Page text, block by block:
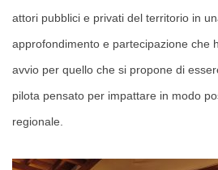
attori pubblici e privati del territorio in
approfondimento e partecipazione che
avvio per quello che si propone di
pilota pensato per impattare in modo
regionale.